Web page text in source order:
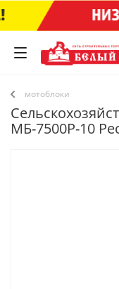
мотоблоки
МБ-7500P-10